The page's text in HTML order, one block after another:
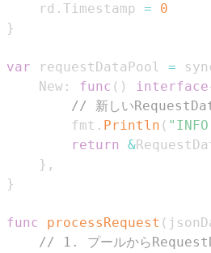
	rd
. Timestamp =
0
}
var requestDataPool =
	New
: func ( ) interface
// 新しい
		fmt
. Println (
return
&
} ,
}
func processRequest (
// 1. プールから